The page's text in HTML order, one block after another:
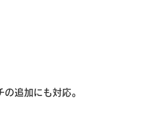
追加にも対応。